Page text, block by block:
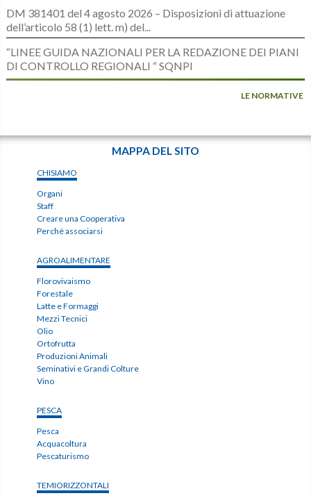
DM 381401 del 4 agosto 2026 – Disposizioni di attuazione
dell’articolo 58 (1) lett. m) del...
“LINEE GUIDA NAZIONALI PER LA REDAZIONE DEI PIANI
DI CONTROLLO REGIONALI “ SQNPI
LE NORMATIVE
MAPPA DEL SITO
CHISIAMO
Organi
Staff
Creare una Cooperativa
Perché associarsi
AGROALIMENTARE
Florovivaismo
Forestale
Latte e Formaggi
Mezzi Tecnici
Olio
Ortofrutta
Produzioni Animali
Seminativi e Grandi Colture
Vino
PESCA
Pesca
Acquacoltura
Pescaturismo
TEMIORIZZONTALI